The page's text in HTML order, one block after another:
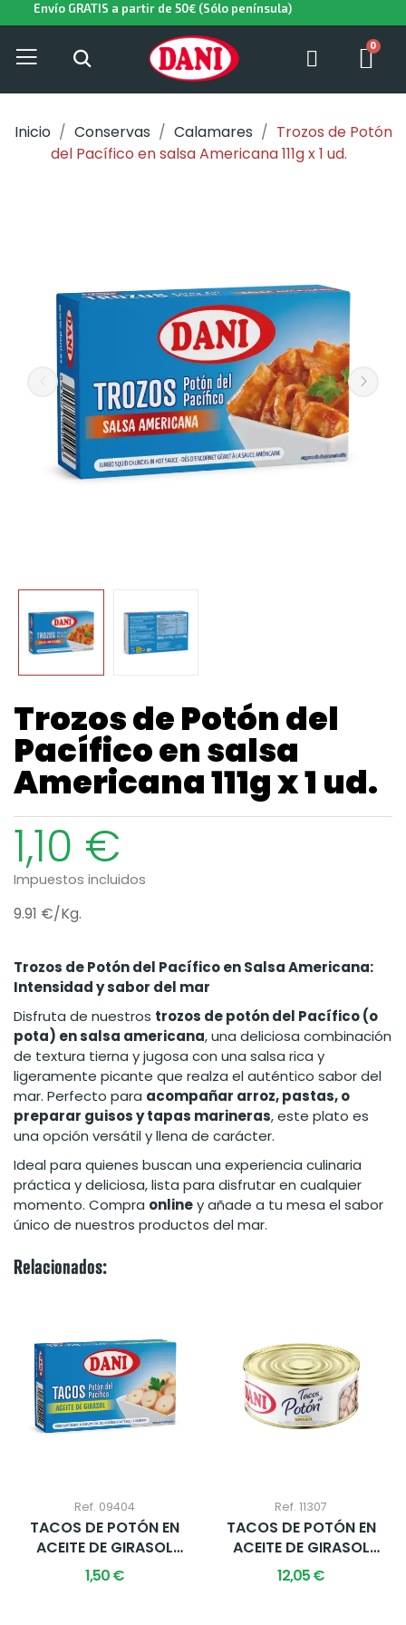
Envío GRATIS a partir de 50€ (Sólo península)
Inicio Conservas Calamares
Trozos de Potón
del Pacífico en salsa Americana 111g x 1 ud.
Trozos de Potón del
Pacífico en salsa
Americana 111g x 1 ud.
1,10 €
Impuestos incluidos
9.91 €/Kg.
Trozos de Potón del Pacífico en Salsa Americana:
Intensidad y sabor del mar
Disfruta de nuestros trozos de potón del Pacífico (o
pota) en salsa americana, una deliciosa combinación
de textura tierna y jugosa con una salsa rica y
ligeramente picante que realza el auténtico sabor del
mar. Perfecto para acompañar arroz, pastas, o
preparar guisos y tapas marineras, este plato es
una opción versátil y llena de carácter.
Ideal para quienes buscan una experiencia culinaria
práctica y deliciosa, lista para disfrutar en cualquier
momento. Compra onliney añade a tu mesa el sabor
único de nuestros productos del mar.
Relacionados:
Ref. 09404
TACOS DE POTÓN EN
ACEITE DE GIRASOL
111G X 1 UD.
1,50 €
Ref. 11307
TACOS DE POTÓN EN
ACEITE DE GIRASOL
900G X 1 UD.
12,05 €